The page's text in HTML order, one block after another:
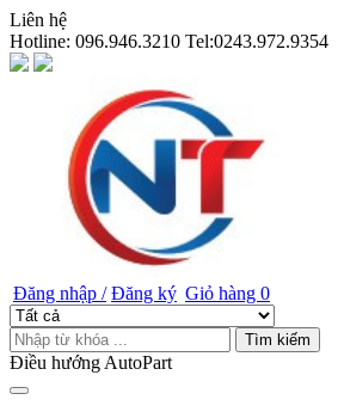
Liên hệ
Hotline: 096.946.3210 Tel:0243.972.9354
Đăng nhập / Đăng ký Giỏ hàng 0
Tìm kiếm
Điều hướng AutoPart